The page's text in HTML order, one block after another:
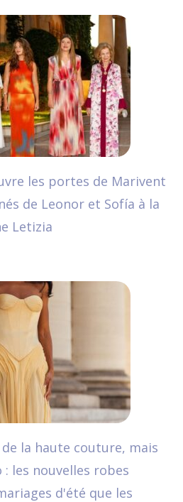
les portes de Marivent
de Leonor et Sofía à la
Letizia
la haute couture, mais
les nouvelles robes
d'été que les